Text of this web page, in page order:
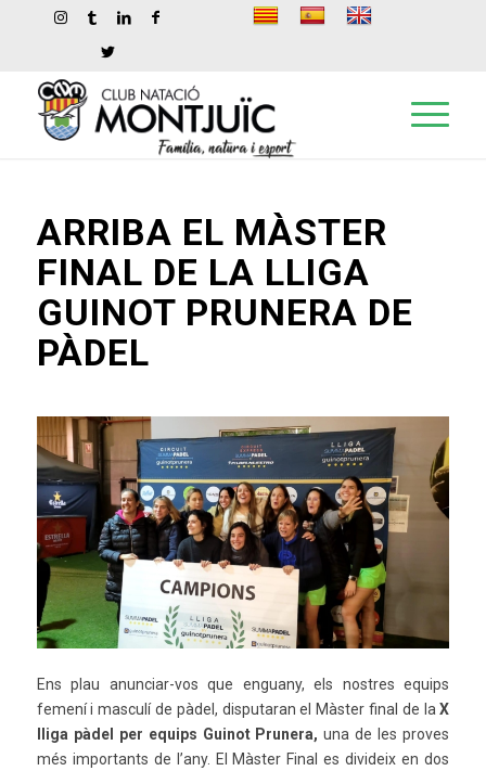
ARRIBA EL MÀSTER
FINAL DE LA LLIGA
GUINOT PRUNERA DE
PÀDEL
Ens plau anunciar-vos que enguany, els nostres equips
femení i masculí de pàdel, disputaran el Màster final de laX
lliga pàdel per equips Guinot Prunera, una de les proves
més importants de l’any. El Màster Final es divideix en dos